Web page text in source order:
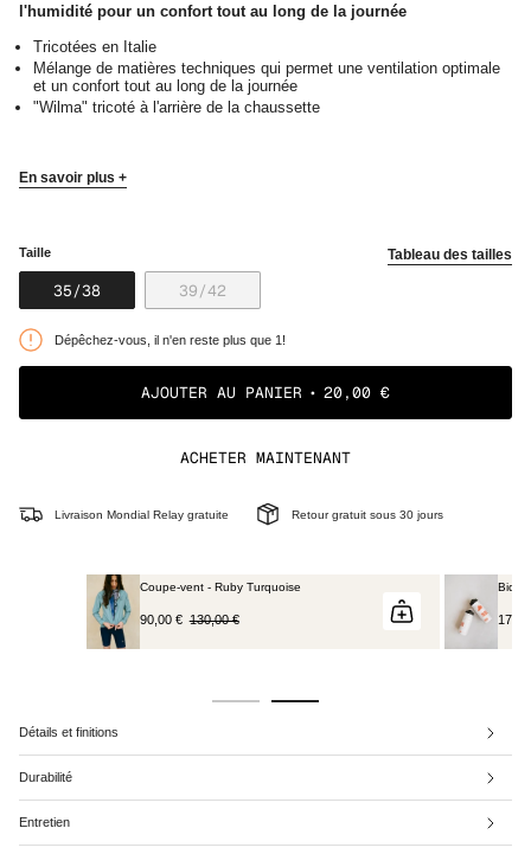
l'humidité pour un confort tout au long de la journée
Tricotées en Italie
Mélange de matières techniques qui permet une ventilation optimale
et un confort tout au long de la journée
"Wilma" tricoté à l'arrière de la chaussette
En savoir plus +
Taille Tableau des tailles
35/38VARIANTE
ÉPUISÉE
NON
DISPONIBLE
39/42
ÉPUISÉE
NON
DISPONIBLE
Dépêchez-vous, il n'en reste plus que 1!
AJOUTER AU PANIER 20,00 €
ACHETER MAINTENANT
Livraison Mondial Relay gratuite Retour gratuit sous 30 jours
vent - Ruby Turquoise
Détails et finitions
Durabilité
Entretien